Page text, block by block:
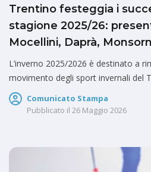
Trentino festeggia i
stagione 2025/26:
Mocellini, Daprà,
L’inverno 2025/2026 è destinato a
movimento degli sport invernali del
Comunicato Stampa
Pubblicato il 26 Maggio 2026